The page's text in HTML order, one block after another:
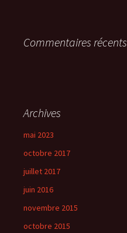
Commentaires récents
Archives
mai 2023
octobre 2017
juillet 2017
juin 2016
novembre 2015
octobre 2015